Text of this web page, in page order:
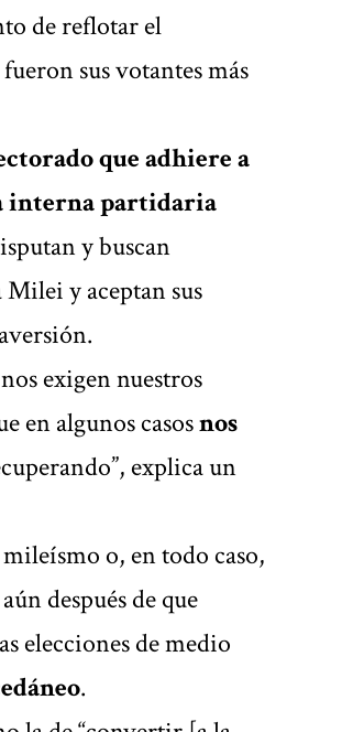
de reflotar el
sus votantes más
que adhiere a
interna partidaria
y buscan
y aceptan sus
exigen nuestros
en algunos casosnos
explica un
o, en todo caso,
después de que
elecciones de medio
.